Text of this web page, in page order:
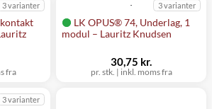
3 varianter
fra
LK OPUS® 74, Underlag, 1
modul – Lauritz Knudsen
3 varianter
pr. stk. | inkl. moms fra
30,75 kr.
3 varianter